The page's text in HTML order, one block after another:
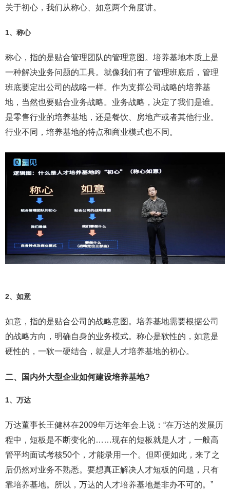
关于初心，我们从称心、如意两个角度讲。
1、称心
称心，指的是贴合管理团队的管理意图。培养基地本质上是
一种解决业务问题的工具。就像我们有了管理班底后，管理
班底要定出公司的战略一样。作为支撑公司战略的培养基
地，当然也要贴合业务战略。业务战略，决定了我们是谁。
是零售行业的培养基地，还是餐饮、房地产或者其他行业。
行业不同，培养基地的特点和商业模式也不同。
2、如意
如意，指的是贴合公司的战略意图。培养基地需要根据公司
的战略方向，明确自身的业务模式。称心是软性的，如意是
硬性的，一软一硬结合，就是人才培养基地的初心。
二、国内外大型企业如何建设培养基地?
1、万达
万达董事长王健林在2009年万达年会上说：“在万达的发展历
程中，短板是不断变化的……现在的短板就是人才，一般高
管平均面试考核50个，才能录用一个。但即便如此，来了之
后仍然对业务不熟悉。要想真正解决人才短板的问题，只有
靠培养基地。所以，万达的人才培养基地是非办不可的。”